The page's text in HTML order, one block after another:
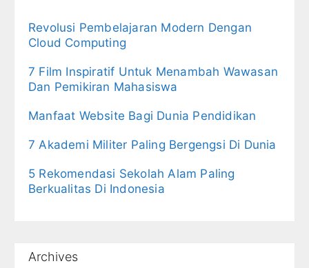
Revolusi Pembelajaran Modern Dengan
Cloud Computing
7 Film Inspiratif Untuk Menambah Wawasan
Dan Pemikiran Mahasiswa
Manfaat Website Bagi Dunia Pendidikan
7 Akademi Militer Paling Bergengsi Di Dunia
5 Rekomendasi Sekolah Alam Paling
Berkualitas Di Indonesia
Archives